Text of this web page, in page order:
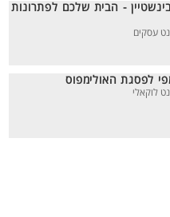
- הבית שלכם לפתרונות
לפסגת האולימפוס